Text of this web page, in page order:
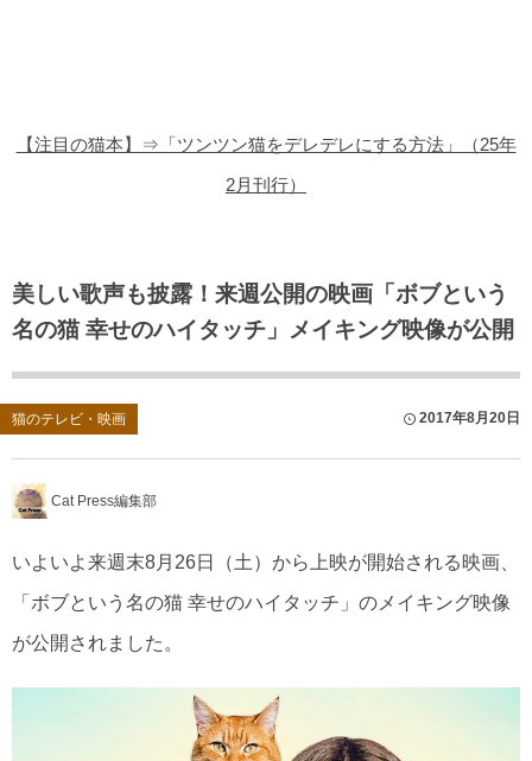
【注目の猫本】⇒「ツンツン猫をデレデレにする方法」（25年
2月刊行）
美しい歌声も披露！来週公開の映画「ボブという
名の猫 幸せのハイタッチ」メイキング映像が公開
猫のテレビ・映画 2017年8月20日
Cat Press編集部
いよいよ来週末8月26日（土）から上映が開始される映画、
「ボブという名の猫 幸せのハイタッチ」のメイキング映像
が公開されました。
猫のゲーム・アプリ
猫のフリー写真素材